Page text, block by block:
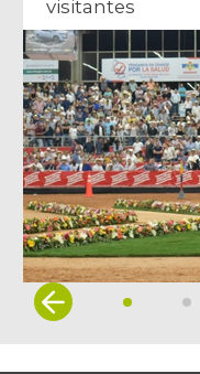
visitantes
Item